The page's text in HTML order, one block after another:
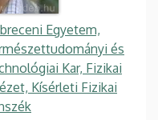
Egyetem,
és
Kar, Fizikai
Kísérleti Fizikai